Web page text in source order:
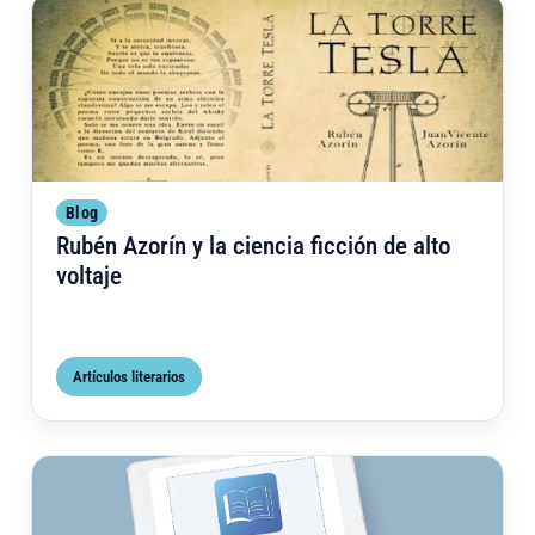
Blog
Rubén Azorín y la ciencia ficción de alto
voltaje
Artículos literarios